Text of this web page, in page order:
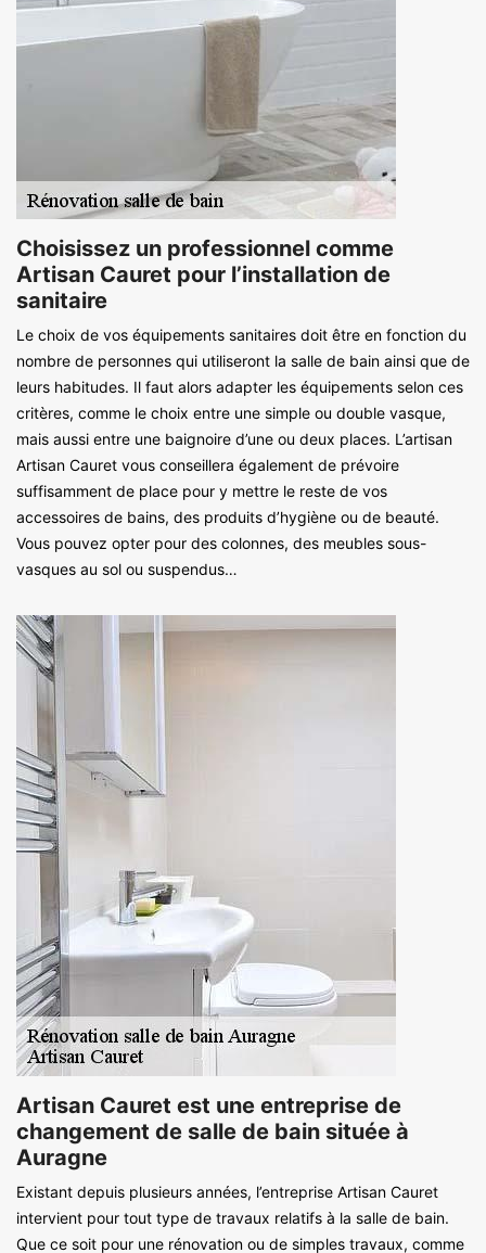
Choisissez un professionnel comme
Artisan Cauret pour l’installation de
sanitaire
Le choix de vos équipements sanitaires doit être en fonction du
nombre de personnes qui utiliseront la salle de bain ainsi que de
leurs habitudes. Il faut alors adapter les équipements selon ces
critères, comme le choix entre une simple ou double vasque,
mais aussi entre une baignoire d’une ou deux places. L’artisan
Artisan Cauret vous conseillera également de prévoire
suffisamment de place pour y mettre le reste de vos
accessoires de bains, des produits d’hygiène ou de beauté.
Vous pouvez opter pour des colonnes, des meubles sous-
vasques au sol ou suspendus…
Artisan Cauret est une entreprise de
changement de salle de bain située à
Auragne
Existant depuis plusieurs années, l’entreprise Artisan Cauret
intervient pour tout type de travaux relatifs à la salle de bain.
Que ce soit pour une rénovation ou de simples travaux, comme